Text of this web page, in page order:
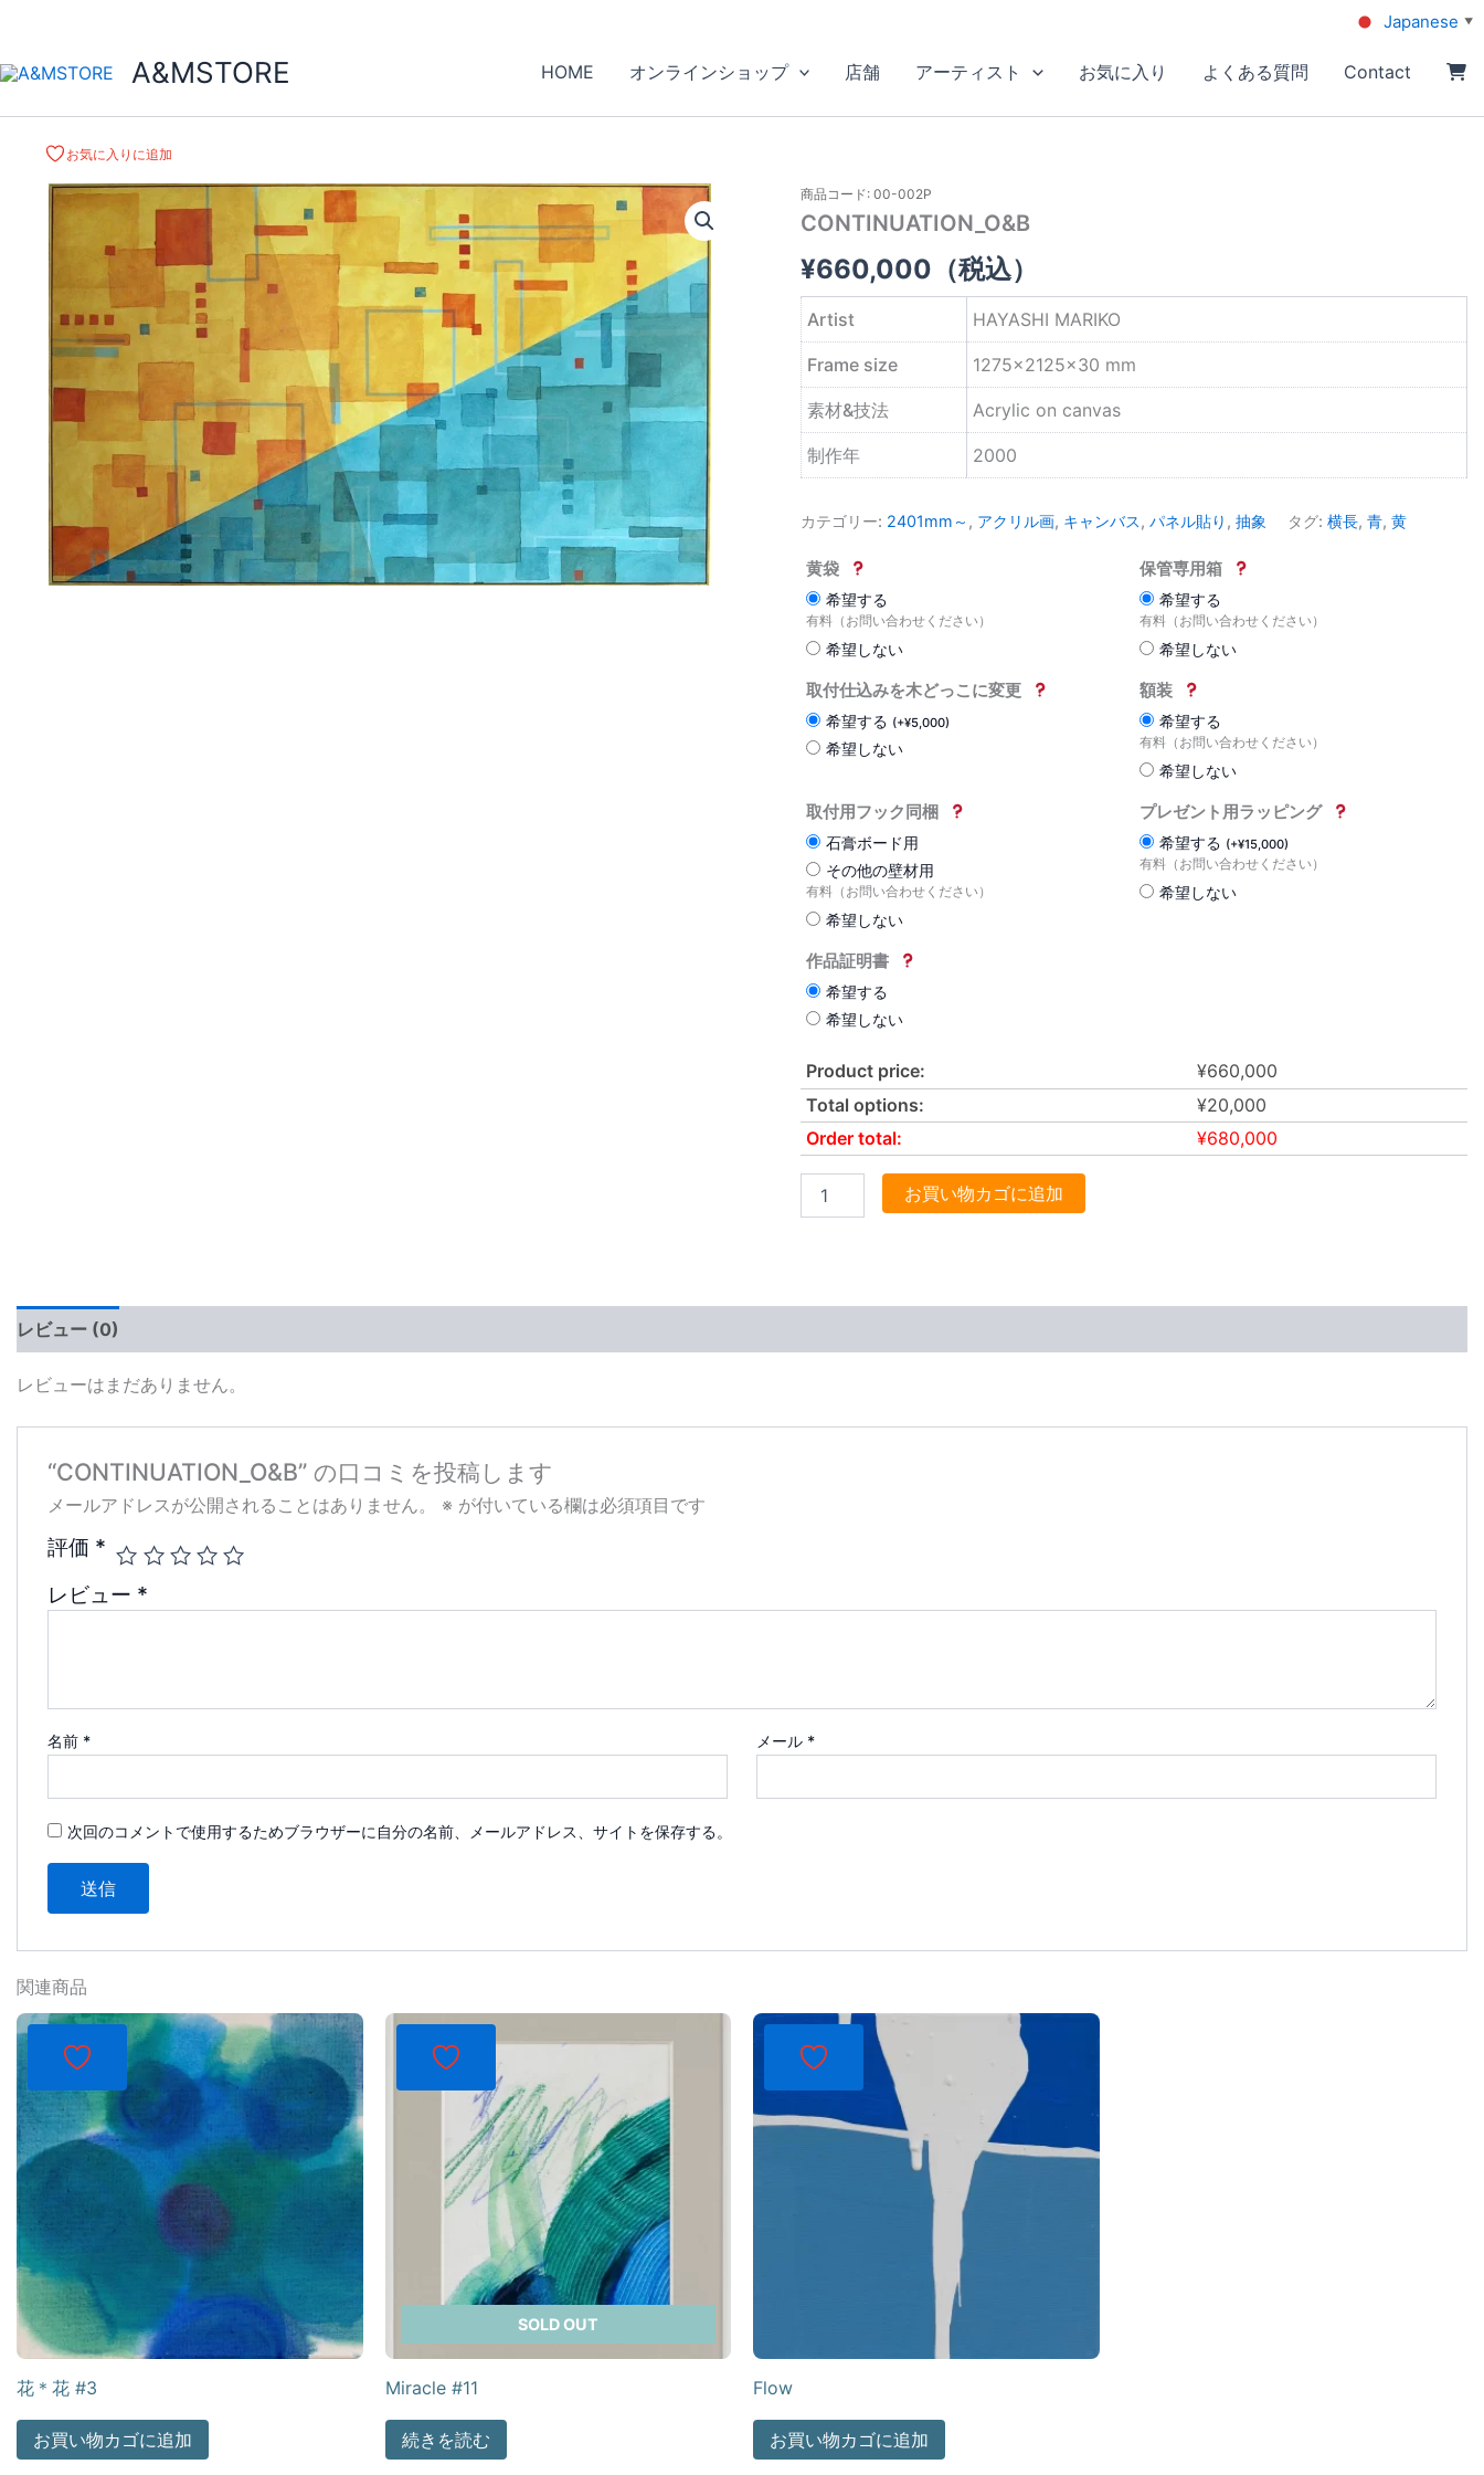
A&MSTORE HOME オンラインショップ 店舗 アーティスト お気に入り よくある質問 Contact
お気に入りに追加
商品コード: 00-002P
CONTINUATION_O&B
¥660,000 （税込）
Artist HAYASHI MARIKO
Frame size 1275×2125×30 mm
素材&技法 Acrylic on canvas
制作年 2000
カテゴリー: 2401mm～ , アクリル画, キャンバス, パネル貼り , 抽象 タグ: 横長, 青, 黄
黄袋
希望する
有料（お問い合わせください）
希望しない
保管専用箱
希望する
有料（お問い合わせください）
希望しない
取付仕込みを木どっこに変更
希望する (+¥5,000)
希望しない
額装
希望する
有料（お問い合わせください）
希望しない
取付用フック同梱
石膏ボード用
その他の壁材用
有料（お問い合わせください）
希望しない
プレゼント用ラッピング
希望する (+¥15,000)
有料（お問い合わせください）
希望しない
作品証明書
希望する
希望しない
Product price: ¥660,000
Total options:
¥20,000
Order total:
¥680,000
お買い物カゴに追加
レビュー (0)
レビューはまだありません。
“CONTINUATION_O&B” の口コミを投稿します
メールアドレスが公開されることはありません。 ※ が付いている欄は必須項目です
評価 *
レビュー *
名前 * メール *
次回のコメントで使用するためブラウザーに自分の名前、メールアドレス、サイトを保存する。
関連商品
花＊花 #3
お買い物カゴに追加
SOLD OUT
Miracle #11
続きを読む
Flow
お買い物カゴに追加
Japanese ▼